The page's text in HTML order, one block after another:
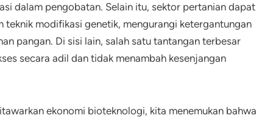
dalam pengobatan. Selain itu, sektor pertanian dapat
modifikasi genetik, mengurangi ketergantungan
pangan. Di sisi lain, salah satu tantangan terbesar
secara adil dan tidak menambah kesenjangan
ekonomi bioteknologi, kita menemukan bahwa